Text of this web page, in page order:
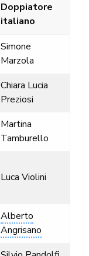
Doppiatore
italiano
Simone
Marzola
Chiara Lucia
Preziosi
Martina
Tamburello
Luca Violini
Alberto
Angrisano